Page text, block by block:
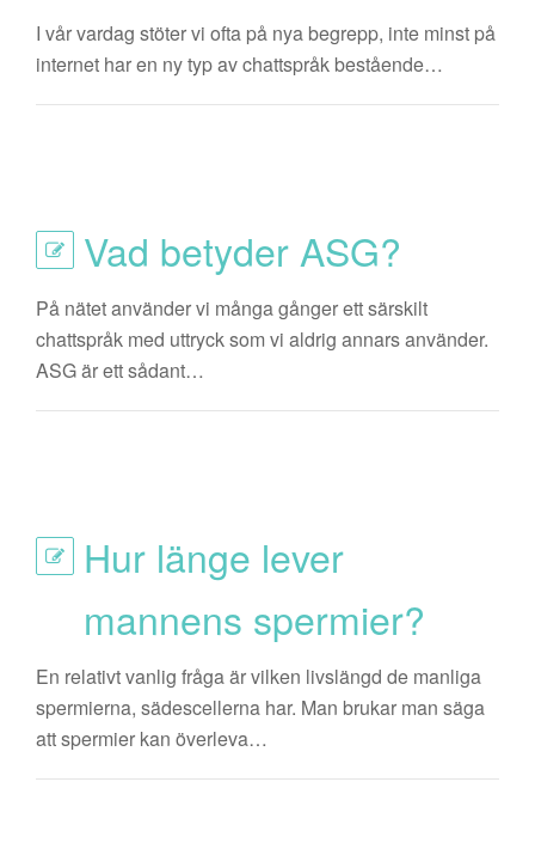
I vår vardag stöter vi ofta på nya begrepp, inte minst på
internet har en ny typ av chattspråk bestående…
Vad betyder ASG?
På nätet använder vi många gånger ett särskilt
chattspråk med uttryck som vi aldrig annars använder.
ASG är ett sådant…
Hur länge lever
mannens spermier?
En relativt vanlig fråga är vilken livslängd de manliga
spermierna, sädescellerna har. Man brukar man säga
att spermier kan överleva…